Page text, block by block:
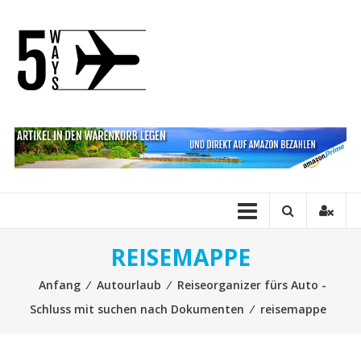
REISEMAPPE
Anfang ⁄ Autourlaub ⁄ Reiseorganizer fürs Auto -
Schluss mit suchen nach Dokumenten ⁄ reisemappe